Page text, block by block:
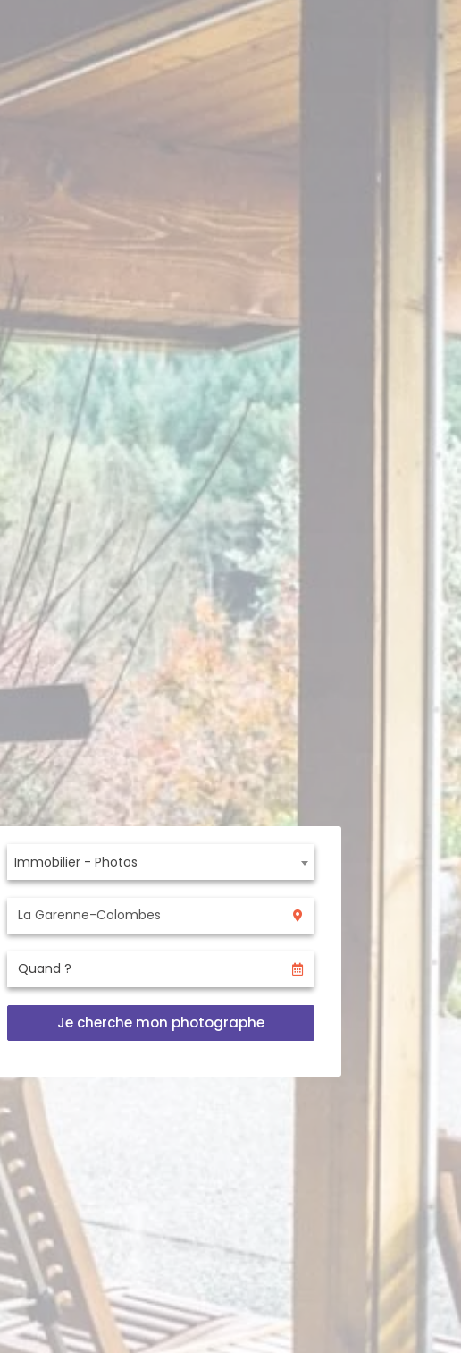
Immobilier - Photos
Je cherche mon photographe